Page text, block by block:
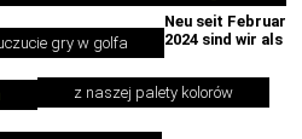
gry w golfa
z naszej palety kolorów
Neu seit Februar
2024 sind wir als